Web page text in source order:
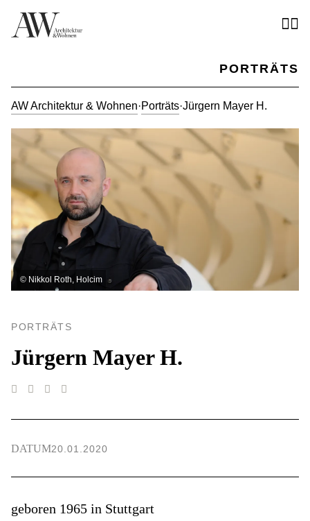
PORTRÄTS
AW Architektur & Wohnen·Porträts·Jürgern Mayer H.
© Nikkol Roth, Holcim
PORTRÄTS
Jürgern Mayer H.
DATUM20.01.2020
geboren 1965 in Stuttgart